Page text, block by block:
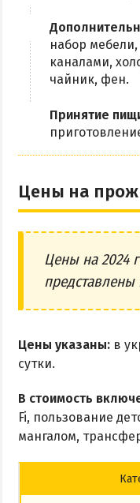
ПРОЕЗД
Маршрутки
РЕКОМЕНДАЦИИ ПО
Отдых с детьми
Отдых в мае и на
Отдых зимой и в
Недорогой отдых
Отдых с бассейном
Отдых на первой
набор
каналами,
чайник, фен.
Принятие
Цены на
Цены на 2024
представлены
Цены указаны: в
сутки.
В стоимость
Fi, пользование
мангалом,